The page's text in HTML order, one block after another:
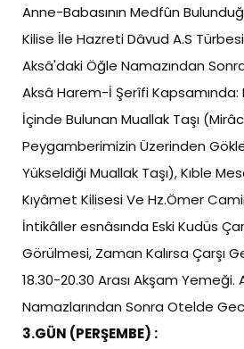
Anne-Babasının Medfûn
Kilise İle Hazreti Dâvud A.S
Aksâ'daki Öğle Namazından
Aksâ Harem-İ Şerîfi
İçinde Bulunan Muallak Taşı
Peygamberimizin Üzerinden
Yükseldiği Muallak Taşı), Kıble
Kıyâmet Kilisesi Ve Hz.Ömer
İntikâller esnâsında Eski Kudüs
Görülmesi, Zaman Kalırsa Çarşı
18.30-20.30 Arası Akşam Yemeği.
Namazlarından Sonra Otelde
3.GÜN (PERŞEMBE) :